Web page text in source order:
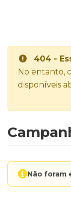
404 -
No entanto,
disponíveis
Não foram